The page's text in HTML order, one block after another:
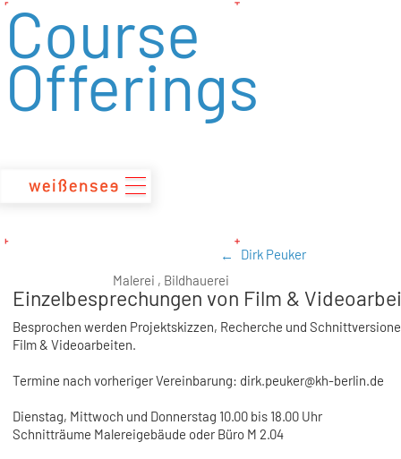
zum
Inhalt
Course
Offerings
Dirk Peuker
Malerei , Bildhauerei
Einzelbesprechungen von Film &
Besprochen werden Projektskizzen, Recherche und
Film & Videoarbeiten.
Termine nach vorheriger Vereinbarung: dirk.peuker@kh-berlin.de
Dienstag, Mittwoch und Donnerstag 10.00 bis 18.00 Uhr
Schnitträume Malereigebäude oder Büro M 2.04